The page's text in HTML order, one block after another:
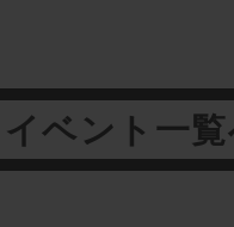
イベント一